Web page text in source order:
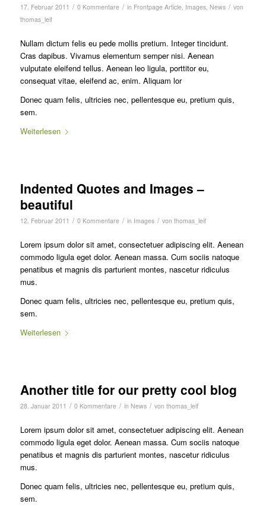
17. Februar 2011 / 0 Kommentare / in Frontpage Article, Images, News / von
thomas_leif
Nullam dictum felis eu pede mollis pretium. Integer tincidunt.
Cras dapibus. Vivamus elementum semper nisi. Aenean
vulputate eleifend tellus. Aenean leo ligula, porttitor eu,
consequat vitae, eleifend ac, enim. Aliquam lor
Donec quam felis, ultricies nec, pellentesque eu, pretium quis,
sem.
Weiterlesen
Indented Quotes and Images –
beautiful
12. Februar 2011 / 0 Kommentare / in Images / von thomas_leif
Lorem ipsum dolor sit amet, consectetuer adipiscing elit. Aenean
commodo ligula eget dolor. Aenean massa. Cum sociis natoque
penatibus et magnis dis parturient montes, nascetur ridiculus
mus.
Donec quam felis, ultricies nec, pellentesque eu, pretium quis,
sem.
Weiterlesen
Another title for our pretty cool blog
28. Januar 2011 / 0 Kommentare / in News / von thomas_leif
Lorem ipsum dolor sit amet, consectetuer adipiscing elit. Aenean
commodo ligula eget dolor. Aenean massa. Cum sociis natoque
penatibus et magnis dis parturient montes, nascetur ridiculus
mus.
Donec quam felis, ultricies nec, pellentesque eu, pretium quis,
sem.